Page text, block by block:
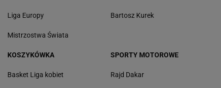
Liga Europy
Mistrzostwa Świata
Bartosz Kurek
KOSZYKÓWKA
Basket Liga kobiet
SPORTY MOTOROWE
Rajd Dakar